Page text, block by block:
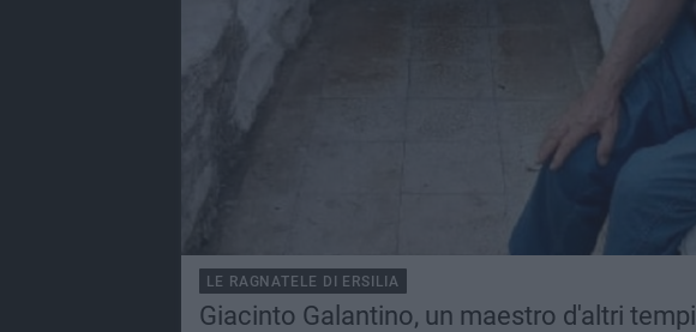
LE RAGNATELE DI ERSILIA
Giacinto Galantino, un maestro d'altri tempi